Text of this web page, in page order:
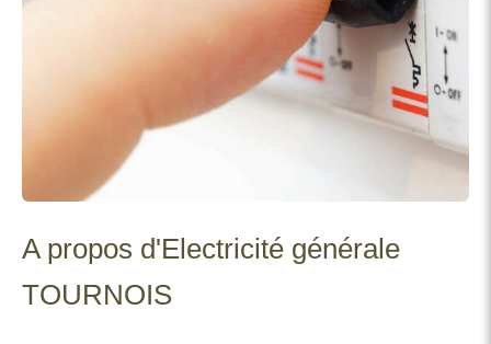
A propos d'Electricité générale
TOURNOIS